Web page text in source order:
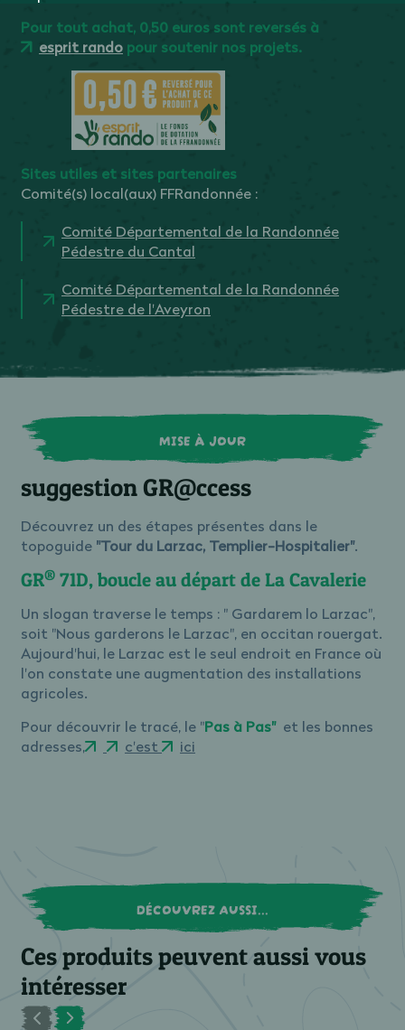
Pour tout achat, 0,50 euros sont reversés à
esprit rando pour soutenir nos projets.
Sites utiles et sites partenaires
Comité(s) local(aux) FFRandonnée :
Comité Départemental de la Randonnée
Pédestre du Cantal
Comité Départemental de la Randonnée
Pédestre de l'Aveyron
MISE À JOUR
suggestion GR@ccess
Découvrez un des étapes présentes dans le
topoguide "Tour du Larzac, Templier-Hospitalier".
GR® 71D, boucle au départ de La Cavalerie
Un slogan traverse le temps : " Gardarem lo Larzac",
soit "Nous garderons le Larzac", en occitan rouergat.
Aujourd'hui, le Larzac est le seul endroit en France où
l'on constate une augmentation des installations
agricoles.
Pour découvrir le tracé, le "Pas à Pas"et les bonnes
adresses,
c'est ici
DÉCOUVREZ AUSSI...
Ces produits peuvent aussi vous
intéresser